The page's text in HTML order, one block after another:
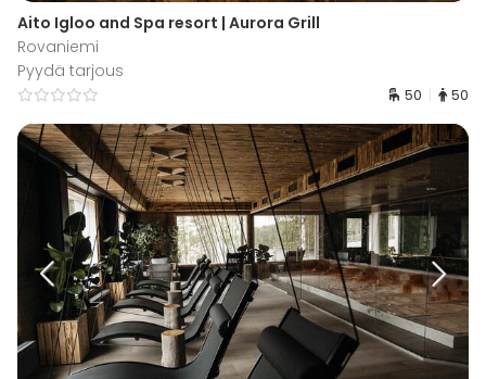
Aito Igloo and Spa resort | Aurora Grill
Rovaniemi
Pyydä tarjous
50 50